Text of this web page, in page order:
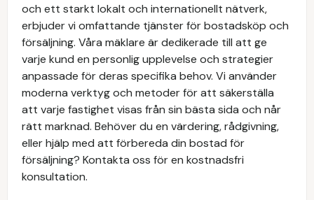
och ett starkt lokalt och internationellt nätverk,
erbjuder vi omfattande tjänster för bostadsköp och
försäljning. Våra mäklare är dedikerade till att ge
varje kund en personlig upplevelse och strategier
anpassade för deras specifika behov. Vi använder
moderna verktyg och metoder för att säkerställa
att varje fastighet visas från sin bästa sida och når
rätt marknad. Behöver du en värdering, rådgivning,
eller hjälp med att förbereda din bostad för
försäljning? Kontakta oss för en kostnadsfri
konsultation.